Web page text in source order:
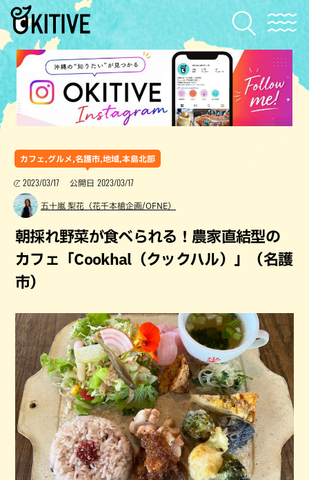
カフェ,グルメ,名護市,地域,本島北部
2023/03/17 公開日 2023/03/17
五十嵐 梨花（花千本槍企画/OFNE）
朝採れ野菜が食べられる！農家直結型の
カフェ「Cookhal（クックハル）」（名護
市）